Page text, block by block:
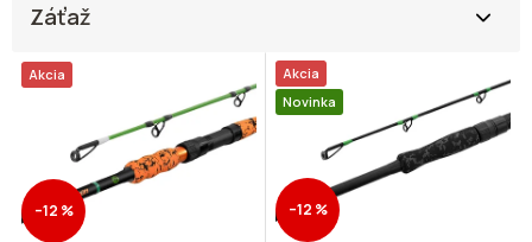
Záťaž
V
ý
p
Akcia
–12 %
Akcia
Novinka
–12 %